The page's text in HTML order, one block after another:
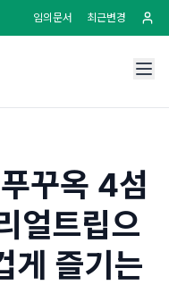
임의문서 최근변경
꾸옥 4섬
얼트립으
게 즐기는